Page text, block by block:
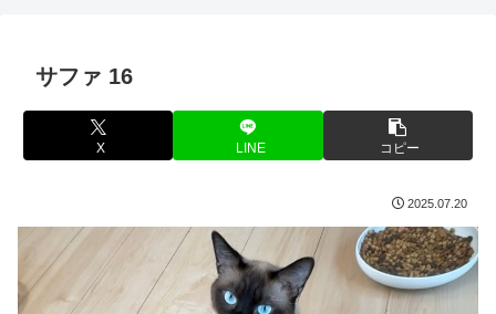
サファ 16
X LINE コピー
2025.07.20